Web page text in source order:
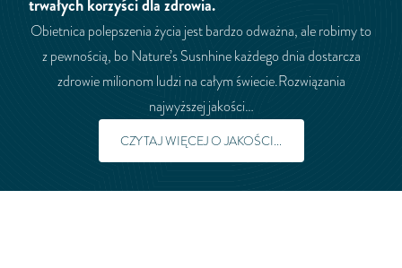
trwałych korzyści dla zdrowia.
Obietnica polepszenia życia jest bardzo odważna, ale robimy to
z pewnością, bo Nature’s Susnhine każdego dnia dostarcza
zdrowie milionom ludzi na całym świecie.Rozwiązania
najwyższej jakości…
CZYTAJ WIĘCEJ O JAKOŚCI...